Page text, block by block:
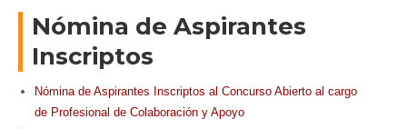
Nómina de Aspirantes
Inscriptos
Nómina de Aspirantes Inscriptos al Concurso Abierto al cargo
de Profesional de Colaboración y Apoyo